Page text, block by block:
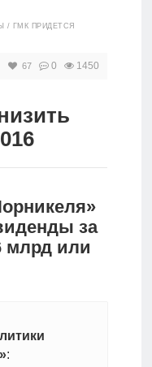
/ ГМК ПРИДЕТСЯ
67 0 1450
за
млрд или
: